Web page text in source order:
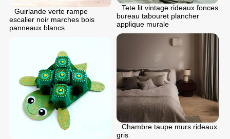
Guirlande verte rampe
escalier noir marches bois
panneaux blancs
Tete lit vintage rideaux fonces
bureau tabouret plancher
applique murale
Chambre taupe murs rideaux
gris